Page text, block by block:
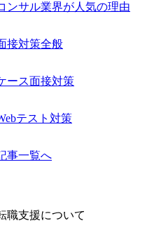
ンサル業界が人気の理由
接対策全般
ース面接対策
テスト対策
事一覧へ
職支援について